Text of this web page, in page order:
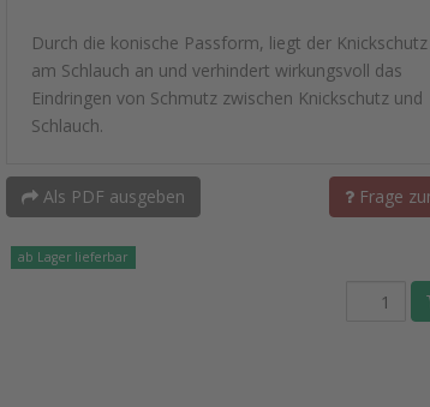
Durch die konische Passform, liegt der
am Schlauch an und verhindert wirkungsvoll das
Eindringen von Schmutz zwischen Knickschutz und
Schlauch.
Als PDF ausgeben Frage
ab Lager lieferbar